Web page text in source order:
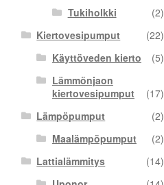
Tukiholkki
(2)
Kiertovesipumput
(22)
Käyttöveden kierto
(5)
Lämmönjaon
kiertovesipumput
(17)
Lämpöpumput
(2)
Maalämpöpumput
(2)
Lattialämmitys
(14)